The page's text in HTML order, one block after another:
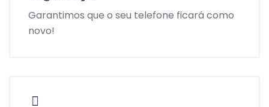
Garantimos que o seu telefone ficará como
novo!